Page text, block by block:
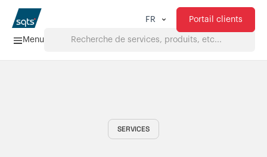
Menu
FR Portail clients
SERVICES